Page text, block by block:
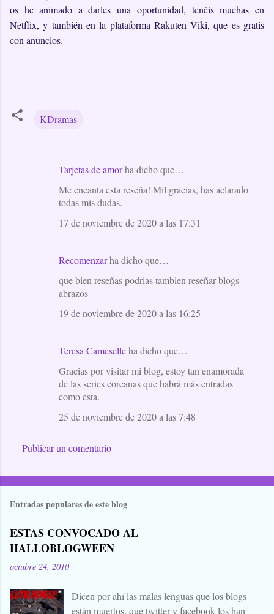
os he animado a darles una oportunidad, tenéis muchas en
Netflix, y también en la plataforma Rakuten Viki, que es gratis
con anuncios.
KDramas
Tarjetas de amorha dicho que…
Me encanta esta reseña! Mil gracias, has aclarado
todas mis dudas.
17 de noviembre de 2020 a las 17:31
Recomenzarha dicho que…
que bien reseñas podrias tambien reseñar blogs
abrazos
19 de noviembre de 2020 a las 16:25
Teresa Cameselleha dicho que…
Gracias por visitar mi blog, estoy tan enamorada
de las series coreanas que habrá más entradas
como esta.
25 de noviembre de 2020 a las 7:48
Publicar un comentario
Entradas populares de este blog
ESTAS CONVOCADO AL
HALLOBLOGWEEN
octubre 24, 2010
Dicen por ahí las malas lenguas que los blogs
están muertos, que twitter y facebook los han